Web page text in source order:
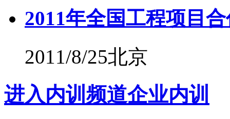
2011年全国工程项目
2011/8/25北京
进入内训频道企业内训